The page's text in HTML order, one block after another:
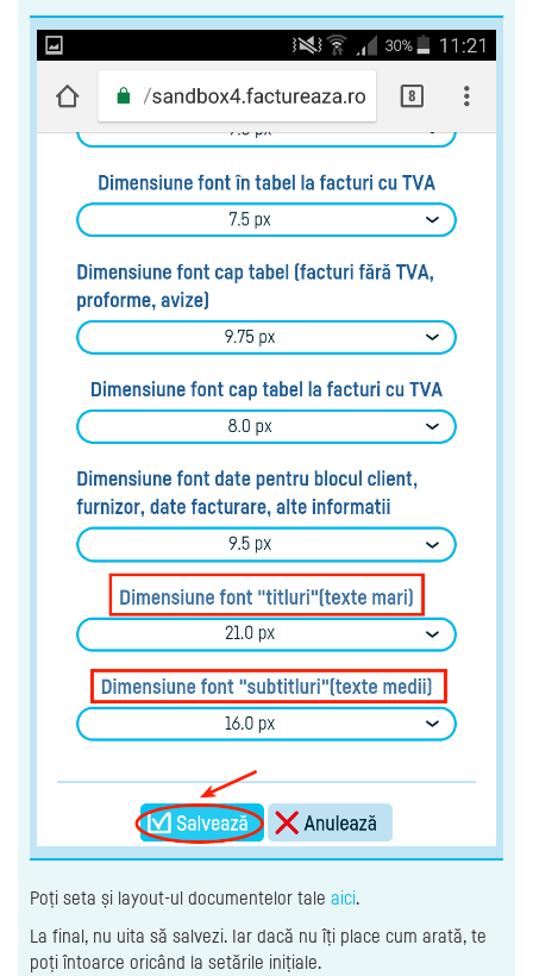
Poți seta și layout-ul documentelor tale aici.
La final, nu uita să salvezi. Iar dacă nu îți place cum arată, te
poți întoarce oricând la setările inițiale.